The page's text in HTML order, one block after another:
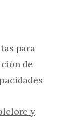
para
de
y